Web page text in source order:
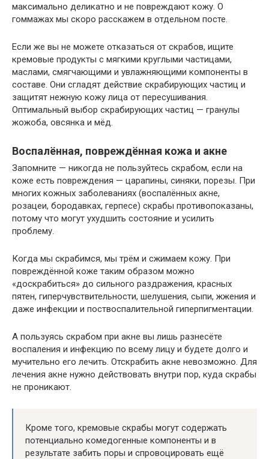
максимально деликатно и не повреждают кожу. О
гоммажах мы скоро расскажем в отдельном посте.
Если же вы не можете отказаться от скрабов, ищите
кремовые продукты с мягкими круглыми частицами,
маслами, смягчающими и увлажняющими компоненты в
составе. Они сгладят действие скрабирующих частиц и
защитят нежную кожу лица от пересушивания.
Оптимальный выбор скрабирующих частиц — гранулы
жожоба, овсянка и мёд.
Воспалённая, повреждённая кожа и акне
Запомните — никогда не пользуйтесь скрабом, если на
коже есть повреждения — царапины, синяки, порезы. При
многих кожных заболеваниях (воспалённых акне,
розацеи, бородавках, герпесе) скрабы противопоказаны,
потому что могут ухудшить состояние и усилить
проблему.
Когда мы скрабимся, мы трём и сжимаем кожу. При
повреждённой коже таким образом можно
«доскрабиться» до сильного раздражения, красных
пятен, гиперчувствительности, шелушения, сыпи, жжения и
даже инфекции и поствоспалительной гиперпигментации.
А пользуясь скрабом при акне вы лишь разнесёте
воспаления и инфекцию по всему лицу и будете долго и
мучительно его лечить. Отскрабить акне невозможно. Для
лечения акне нужно действовать внутри пор, куда скрабы
не проникают.
Кроме того, кремовые скрабы могут содержать
потенциально комедогенные компоненты и в
результате забить поры и спровоцировать ещё